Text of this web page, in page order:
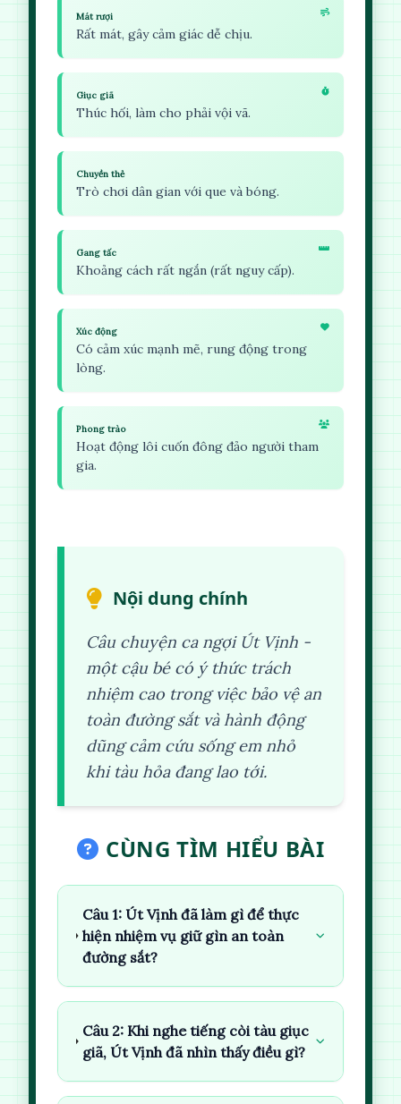
Mát rượi
Rất mát, gây cảm giác dễ chịu.
Giục giã
Thúc hối, làm cho phải vội vã.
Chuyền thẻ
Trò chơi dân gian với que và bóng.
Gang tấc
Khoảng cách rất ngắn (rất nguy cấp).
Xúc động
Có cảm xúc mạnh mẽ, rung động trong
lòng.
Phong trào
Hoạt động lôi cuốn đông đảo người tham
gia.
Nội dung chính
Câu chuyện ca ngợi Út Vịnh -
một cậu bé có ý thức trách
nhiệm cao trong việc bảo vệ an
toàn đường sắt và hành động
dũng cảm cứu sống em nhỏ
khi tàu hỏa đang lao tới.
CÙNG TÌM HIỂU BÀI
Câu 1: Út Vịnh đã làm gì để thực
hiện nhiệm vụ giữ gìn an toàn
đường sắt?
Câu 2: Khi nghe tiếng còi tàu giục
giã, Út Vịnh đã nhìn thấy điều gì?